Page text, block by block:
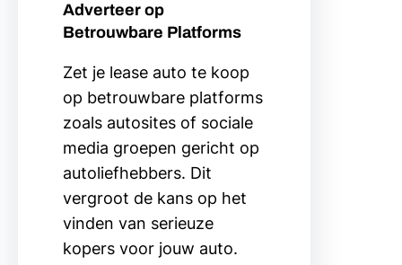
Adverteer op
Betrouwbare Platforms
Zet je lease auto te koop
op betrouwbare platforms
zoals autosites of sociale
media groepen gericht op
autoliefhebbers. Dit
vergroot de kans op het
vinden van serieuze
kopers voor jouw auto.